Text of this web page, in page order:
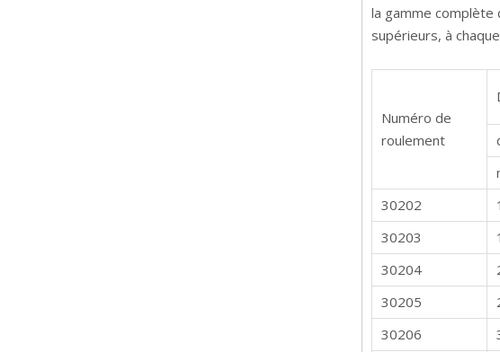
la gamme complète
supérieurs, à
Numéro de
roulement
30202
30203
30204
30205
30206